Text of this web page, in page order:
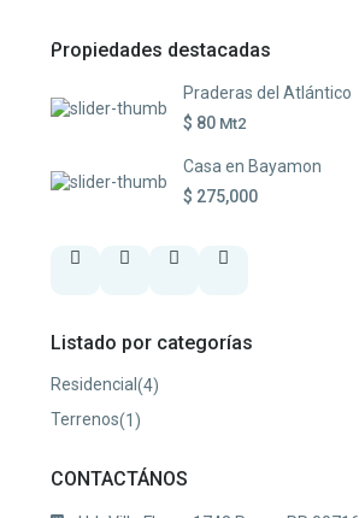
Propiedades destacadas
Praderas del Atlántico
$ 80 Mt2
Casa en Bayamon
$ 275,000
Listado por categorías
Residencial (4)
Terrenos(1)
CONTACTÁNOS